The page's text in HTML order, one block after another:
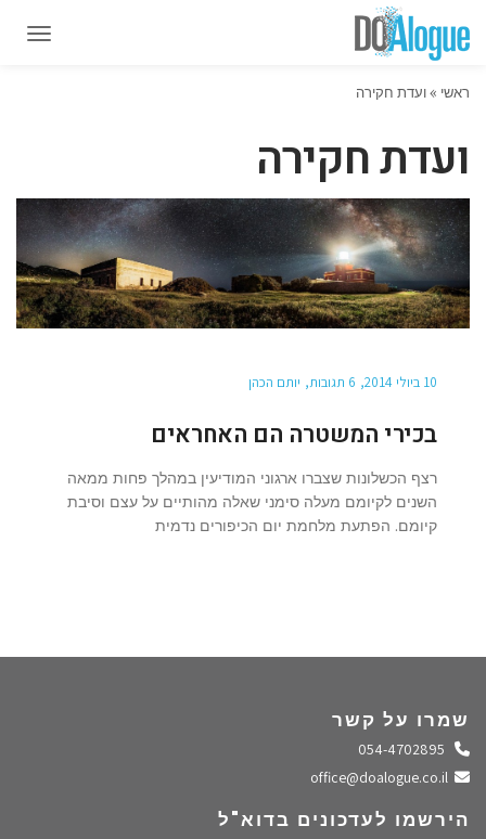
ראשי »ועדת חקירה
ועדת חקירה
10 ביולי 2014 6 תגובות יותם הכהן
בכירי המשטרה הם האחראים
רצף הכשלונות שצברו ארגוני המודיעין במהלך פחות ממאה
השנים לקיומם מעלה סימני שאלה מהותיים על עצם וסיבת
קיומם. הפתעת מלחמת יום הכיפורים נדמית
שמרו על קשר
התקשרו אלינו
שלחו מייל
הירשמו לעדכונים בדוא"ל